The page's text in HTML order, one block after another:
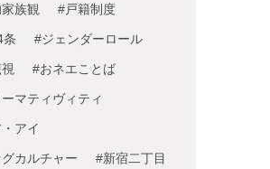
族観 #戸籍制度
条 #ジェンダーロール
#おネエことば
マティヴィティ
アイ
カルチャー #新宿二丁目